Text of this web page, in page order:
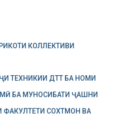
КОЛЛЕКТИВИ
ТЕХНИКИИ ДТТ БА НОМИ
БА МУНОСИБАТИ ҶАШНИ
СОХТМОН ВА